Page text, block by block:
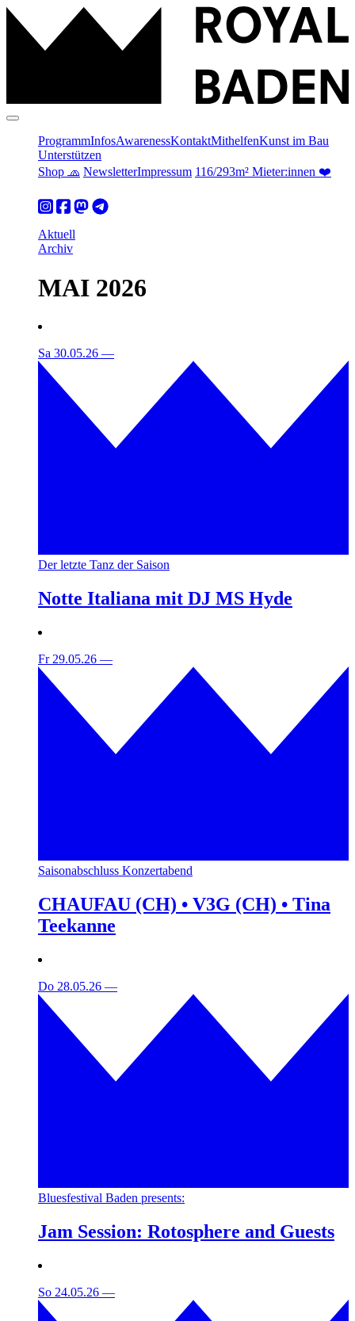
ProgrammInfosAwarenessKontaktMithelfenKunst im Bau
Unterstützen
Shop 🧢 NewsletterImpressum 116/293m² Mieter:innen ❤️
Aktuell
Archiv
MAI 2026
Sa 30.05.26 —
Der letzte Tanz der Saison
Notte Italiana mit DJ MS Hyde
Fr 29.05.26 —
Saisonabschluss Konzertabend
CHAUFAU (CH) • V3G (CH) • Tina
Teekanne
Do 28.05.26 —
Bluesfestival Baden presents:
Jam Session: Rotosphere and Guests
So 24.05.26 —